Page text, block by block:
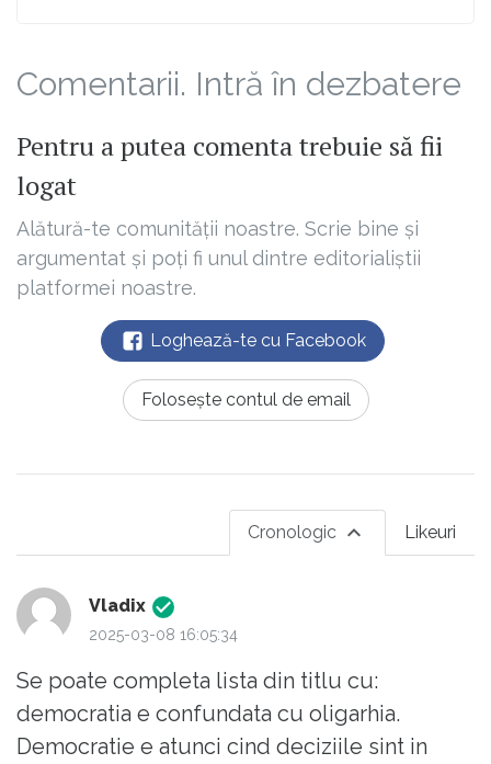
Comentarii. Intră în dezbatere
Pentru a putea comenta trebuie să fii
logat
Alătură-te comunității noastre. Scrie bine și
argumentat și poți fi unul dintre editorialiștii
platformei noastre.
Loghează-te cu Facebook
Folosește contul de email
Likeuri
Cronologic
Vladix
2025-03-08 16:05:34
Se poate completa lista din titlu cu:
democratia e confundata cu oligarhia.
Democratie e atunci cind deciziile sint in